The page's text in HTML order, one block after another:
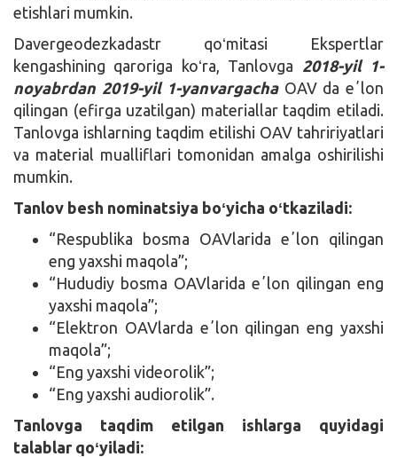
etishlari mumkin.
Davergeodezkadastr qoʻmitasi Ekspertlar
kengashining qaroriga koʻra, Tanlovga 2018-yil 1-
noyabrdan 2019-yil 1-yanvargachaOAV da eʼlon
qilingan (efirga uzatilgan) materiallar taqdim etiladi.
Tanlovga ishlarning taqdim etilishi OAV tahririyatlari
va material mualliflari tomonidan amalga oshirilishi
mumkin.
Tanlov besh nominatsiya boʻyicha oʻtkaziladi:
“Respublika bosma OAVlarida eʼlon qilingan
eng yaxshi maqola”;
“Hududiy bosma OAVlarida eʼlon qilingan eng
yaxshi maqola”;
“Elektron OAVlarda eʼlon qilingan eng yaxshi
maqola”;
“Eng yaxshi videorolik”;
“Eng yaxshi audiorolik”.
Tanlovga taqdim etilgan ishlarga quyidagi
talablar qoʻyiladi: